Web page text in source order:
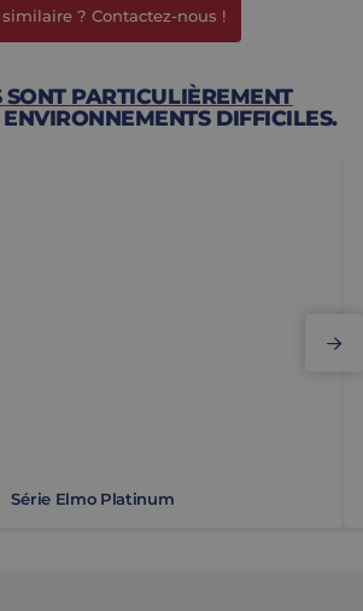
? Contactez-nous !
SONT PARTICULIÈREMENT
DIFFICILES.
Série Elmo Platinum